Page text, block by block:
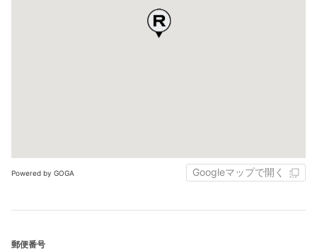
Powered by GOGA Googleマップで開く
郵便番号